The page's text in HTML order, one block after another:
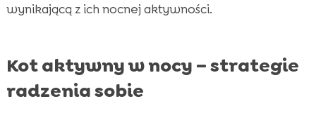
wynikającą z ich nocnej aktywności.
Kot aktywny w nocy – strategie
radzenia sobie